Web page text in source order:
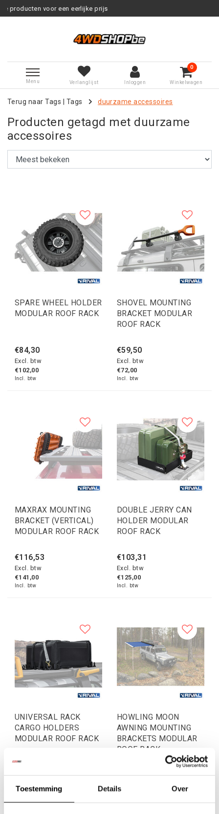
Toestemming Details Over
prijs
Menu Verlanglijst Inloggen
0
Winkelwagen
Terug naar Tags Tags duurzame accessoires
Producten getagd met duurzame
accessoires
SPARE WHEEL HOLDER
MODULAR ROOF RACK
€84,30
Excl. btw
€102,00
Incl. btw
SHOVEL MOUNTING
BRACKET MODULAR
ROOF RACK
€59,50
Excl. btw
€72,00
Incl. btw
MAXRAX MOUNTING
BRACKET (VERTICAL)
MODULAR ROOF RACK
€116,53
Excl. btw
€141,00
Incl. btw
DOUBLE JERRY CAN
HOLDER MODULAR
ROOF RACK
€103,31
Excl. btw
€125,00
Incl. btw
UNIVERSAL RACK
CARGO HOLDERS
MODULAR ROOF RACK
€53,72
€65,00
Incl. btw
HOWLING MOON
AWNING MOUNTING
BRACKETS MODULAR
ROOF RACK
€72,00
Incl. btw